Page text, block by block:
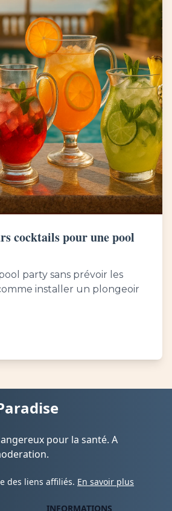
cocktails pour une pool
party sans prévoir les
installer un plongeoir
pour la santé. A
des liens affiliés. En savoir plus
INFORMATIONS